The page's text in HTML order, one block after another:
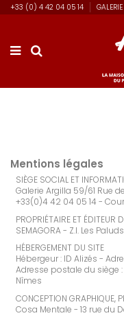
+33 (0) 4 42 04 05 14
Mentions légales
SIÈGE SOCIAL ET
Galerie Argilla 59/61 Rue
+33(0)4 42 04 05 14 -
PROPRIÉTAIRE ET ÉDITEUR
SEMAGORA - Z.I. Les
HÉBERGEMENT DU SITE
Hébergeur : ID Alizés -
Adresse postale du siège
Nîmes
CONCEPTION GRAPHIQUE,
Cosa Mentale - 13 rue du